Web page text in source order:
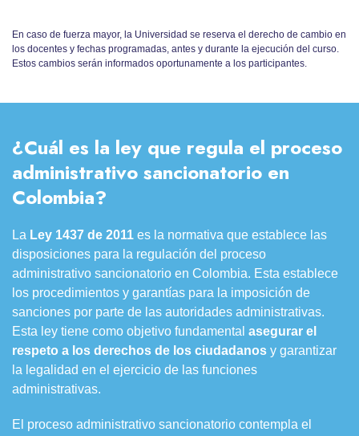
En caso de fuerza mayor, la Universidad se reserva el derecho de cambio en
los docentes y fechas programadas, antes y durante la ejecución del curso.
Estos cambios serán informados oportunamente a los participantes.
¿Cuál es la ley que regula el proceso
administrativo sancionatorio en
Colombia?
La Ley 1437 de 2011 es la normativa que establece las
disposiciones para la regulación del proceso
administrativo sancionatorio en Colombia. Esta establece
los procedimientos y garantías para la imposición de
sanciones por parte de las autoridades administrativas.
Esta ley tiene como objetivo fundamental asegurar el
respeto a los derechos de los ciudadanos y garantizar
la legalidad en el ejercicio de las funciones
administrativas.
El proceso administrativo sancionatorio contempla el